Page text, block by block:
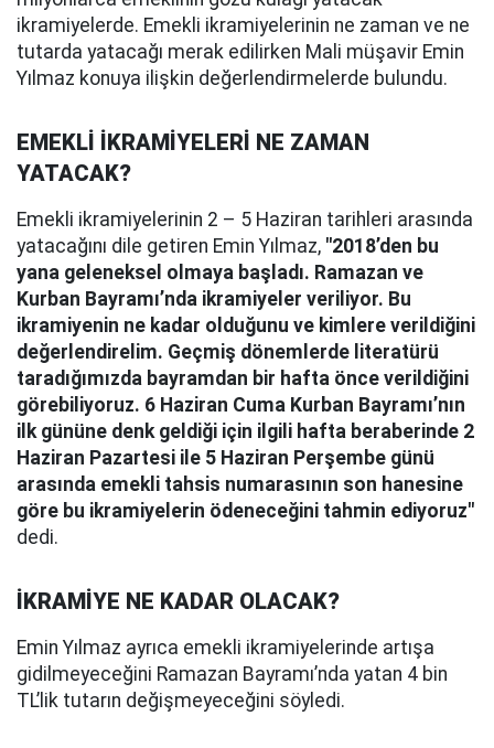
ikramiyelerde. Emekli ikramiyelerinin ne zaman ve ne
tutarda yatacağı merak edilirken Mali müşavir Emin
Yılmaz konuya ilişkin değerlendirmelerde bulundu.
EMEKLİ İKRAMİYELERİ NE ZAMAN
YATACAK?
Emekli ikramiyelerinin 2 – 5 Haziran tarihleri arasında
yatacağını dile getiren Emin Yılmaz, "2018’den bu
yana geleneksel olmaya başladı. Ramazan ve
Kurban Bayramı’nda ikramiyeler veriliyor. Bu
ikramiyenin ne kadar olduğunu ve kimlere verildiğini
değerlendirelim. Geçmiş dönemlerde literatürü
taradığımızda bayramdan bir hafta önce verildiğini
görebiliyoruz. 6 Haziran Cuma Kurban Bayramı’nın
ilk gününe denk geldiği için ilgili hafta beraberinde 2
Haziran Pazartesi ile 5 Haziran Perşembe günü
arasında emekli tahsis numarasının son hanesine
göre bu ikramiyelerin ödeneceğini tahmin ediyoruz"
dedi.
İKRAMİYE NE KADAR OLACAK?
Emin Yılmaz ayrıca emekli ikramiyelerinde artışa
gidilmeyeceğini Ramazan Bayramı’nda yatan 4 bin
TL’lik tutarın değişmeyeceğini söyledi.